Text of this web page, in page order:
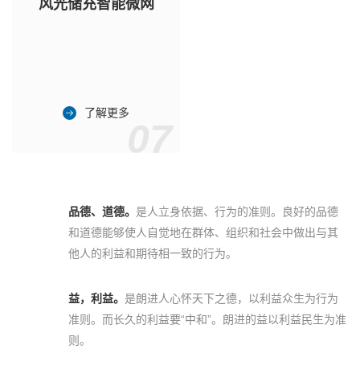
风光储充智能微网
了解更多
品德、道德。 是人立身依据、行为的准则。良好的品德
和道德能够使人自觉地在群体、组织和社会中做出与其
他人的利益和期待相一致的行为。
益，利益。 是朗进人心怀天下之德，以利益众生为行为
准则。而长久的利益要“中和”。朗进的益以利益民生为准
则。